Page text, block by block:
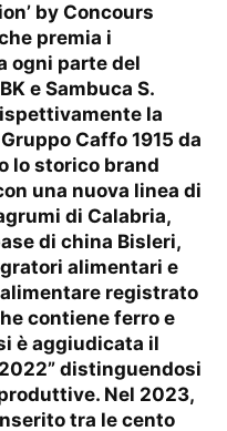
by Concours
premia i
ogni parte del
e Sambuca S.
la
Caffo 1915 da
lo storico brand
una nuova linea di
di Calabria,
di china Bisleri,
alimentari e
registrato
contiene ferro e
è aggiudicata il
distinguendosi
Nel 2023,
tra le cento